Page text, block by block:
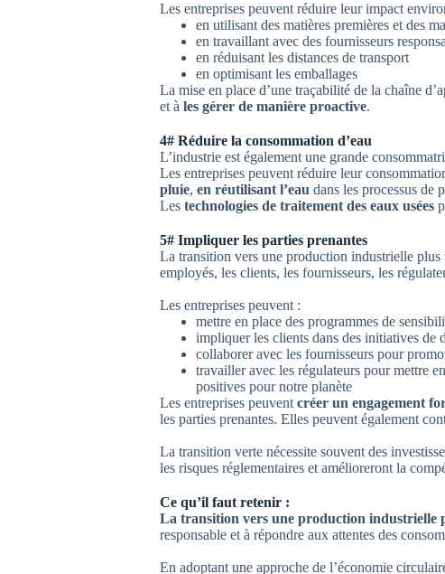
Les entreprises peuvent réduire leur impact
en utilisant des matières premières et des
en travaillant avec des fournisseurs
en réduisant les distances de transport
en optimisant les emballages
La mise en place d’une traçabilité de la chaîne
et à les gérer de manière proactive.
4# Réduire la consommation d’eau
L’industrie est également une grande
Les entreprises peuvent réduire leur
pluie, en réutilisant l’eau dans les processus de
Les technologies de traitement des eaux usées
5# Impliquer les parties prenantes
La transition vers une production industrielle plus
employés, les clients, les fournisseurs, les
Les entreprises peuvent :
mettre en place des programmes de
impliquer les clients dans des initiatives de
collaborer avec les fournisseurs pour
travailler avec les régulateurs pour mettre
positives pour notre planète
Les entreprises peuvent créer un engagement
les parties prenantes. Elles peuvent également
La transition verte nécessite souvent des
les risques réglementaires et amélioreront la
Ce qu’il faut retenir :
La transition vers une production industrielle
responsable et à répondre aux attentes des
En adoptant une approche de l’économie